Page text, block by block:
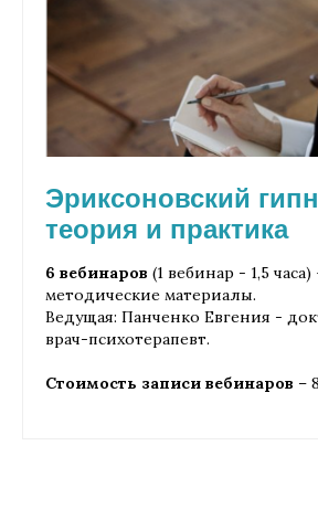
Эриксоновский
теория и практика
6 вебинаров (1 вебинар - 1,5
методические материалы.
Ведущая: Панченко Евгения -
врач-психотерапевт.
Стоимость записи вебинаров –